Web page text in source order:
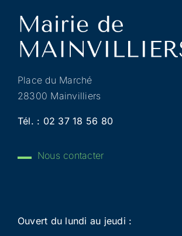
Place du Marché
28300 Mainvilliers
Tél. : 02 37 18 56 80
Nous contacter
Ouvert du lundi au jeudi :